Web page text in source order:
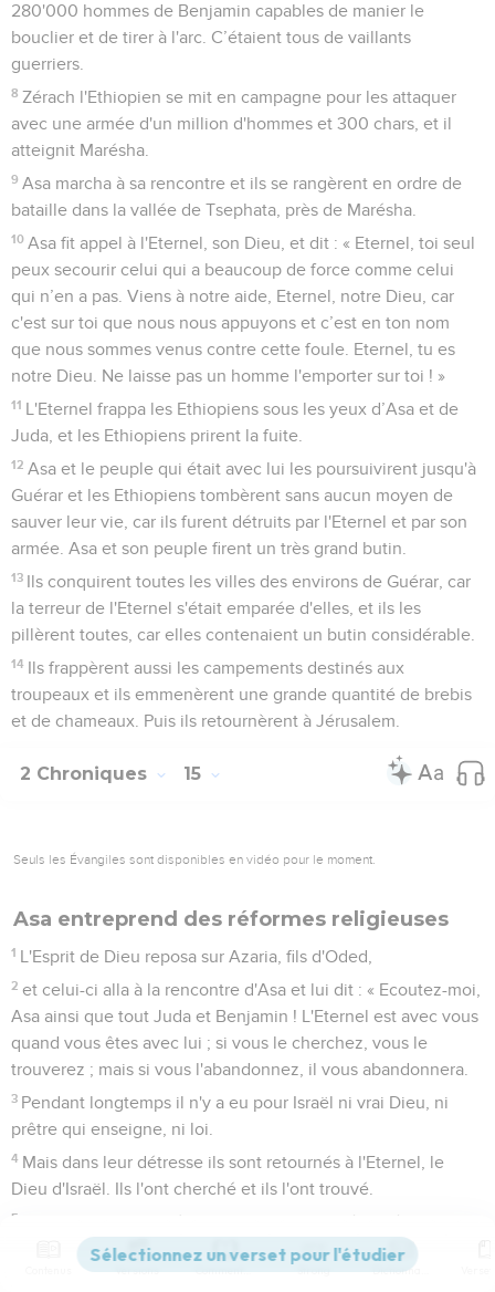
280'000 hommes de Benjamin capables de manier le
bouclier et de tirer à l'arc. C’étaient tous de vaillants
guerriers.
8 Zérach l'Ethiopien se mit en campagne pour les attaquer
avec une armée d'un million d'hommes et 300 chars, et il
atteignit Marésha.
9 Asa marcha à sa rencontre et ils se rangèrent en ordre de
bataille dans la vallée de Tsephata, près de Marésha.
10 Asa fit appel à l'Eternel, son Dieu, et dit : « Eternel, toi seul
peux secourir celui qui a beaucoup de force comme celui
qui n’en a pas. Viens à notre aide, Eternel, notre Dieu, car
c'est sur toi que nous nous appuyons et c’est en ton nom
que nous sommes venus contre cette foule. Eternel, tu es
notre Dieu. Ne laisse pas un homme l'emporter sur toi ! »
11 L'Eternel frappa les Ethiopiens sous les yeux d’Asa et de
Juda, et les Ethiopiens prirent la fuite.
12 Asa et le peuple qui était avec lui les poursuivirent jusqu'à
Guérar et les Ethiopiens tombèrent sans aucun moyen de
sauver leur vie, car ils furent détruits par l'Eternel et par son
armée. Asa et son peuple firent un très grand butin.
13 Ils conquirent toutes les villes des environs de Guérar, car
la terreur de l'Eternel s'était emparée d'elles, et ils les
pillèrent toutes, car elles contenaient un butin considérable.
14 Ils frappèrent aussi les campements destinés aux
troupeaux et ils emmenèrent une grande quantité de brebis
et de chameaux. Puis ils retournèrent à Jérusalem.
2 Chroniques 15
Seuls les Évangiles sont disponibles en vidéo pour le moment.
Asa entreprend des réformes religieuses
1 L'Esprit de Dieu reposa sur Azaria, fils d'Oded,
2 et celui-ci alla à la rencontre d'Asa et lui dit : « Ecoutez-moi,
Asa ainsi que tout Juda et Benjamin ! L'Eternel est avec vous
quand vous êtes avec lui ; si vous le cherchez, vous le
trouverez ; mais si vous l'abandonnez, il vous abandonnera.
3 Pendant longtemps il n'y a eu pour Israël ni vrai Dieu, ni
prêtre qui enseigne, ni loi.
4 Mais dans leur détresse ils sont retournés à l'Eternel, le
Dieu d'Israël. Ils l'ont cherché et ils l'ont trouvé.
5
Dans ces moments-là, il n’y avait aucune sécurité pour
ceux qui allaient et venaient, car de grands troubles
accablaient tous les habitants du pays.
Versions Commentaires Strong